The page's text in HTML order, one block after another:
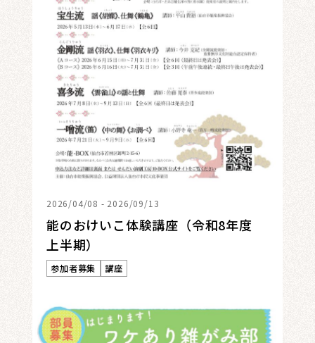
2026/04/08 - 2026/09/13
能のおけいこ体験講座（令和8年度
上半期）
参加者募集 講座